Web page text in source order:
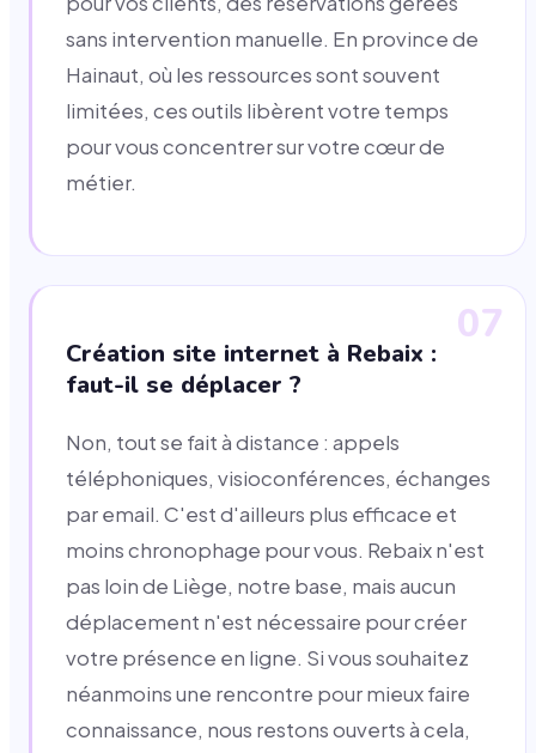
sans intervention manuelle. En province de
Hainaut, où les ressources sont souvent
limitées, ces outils libèrent votre temps
pour vous concentrer sur votre cœur de
métier.
07
Création site internet à Rebaix :
faut-il se déplacer ?
Non, tout se fait à distance : appels
téléphoniques, visioconférences, échanges
par email. C'est d'ailleurs plus efficace et
moins chronophage pour vous. Rebaix n'est
pas loin de Liège, notre base, mais aucun
déplacement n'est nécessaire pour créer
votre présence en ligne. Si vous souhaitez
néanmoins une rencontre pour mieux faire
connaissance, nous restons ouverts à cela,